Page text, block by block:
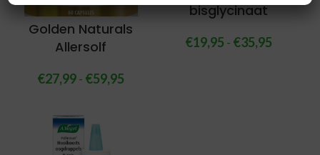
Golden Naturals
Allersolf
€27,99- €59,95
bisglycinaat
€19,95 - €35,95